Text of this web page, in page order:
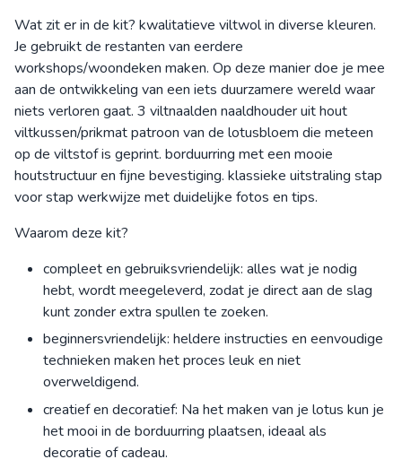
Wat zit er in de kit? kwalitatieve viltwol in diverse kleuren.
Je gebruikt de restanten van eerdere
workshops/woondeken maken. Op deze manier doe je mee
aan de ontwikkeling van een iets duurzamere wereld waar
niets verloren gaat. 3 viltnaalden naaldhouder uit hout
viltkussen/prikmat patroon van de lotusbloem die meteen
op de viltstof is geprint. borduurring met een mooie
houtstructuur en fijne bevestiging. klassieke uitstraling stap
voor stap werkwijze met duidelijke fotos en tips.
Waarom deze kit?
compleet en gebruiksvriendelijk: alles wat je nodig
hebt, wordt meegeleverd, zodat je direct aan de slag
kunt zonder extra spullen te zoeken.
beginnersvriendelijk: heldere instructies en eenvoudige
technieken maken het proces leuk en niet
overweldigend.
creatief en decoratief: Na het maken van je lotus kun je
het mooi in de borduurring plaatsen, ideaal als
decoratie of cadeau.